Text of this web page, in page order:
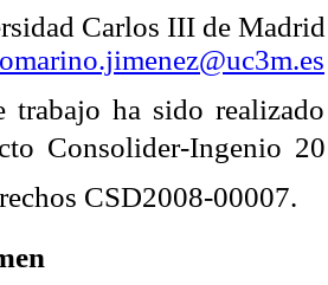
Carlos III de Madrid
trabajo ha sido
Consolider-Ingenio
CSD2008-00007.